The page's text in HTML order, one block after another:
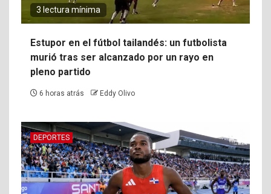
3 lectura mínima
Estupor en el fútbol tailandés: un futbolista
murió tras ser alcanzado por un rayo en
pleno partido
6 horas atrás Eddy Olivo
DEPORTES